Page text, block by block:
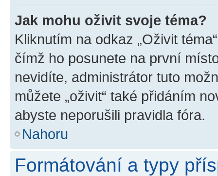
Jak mohu oživit svoje téma?
Kliknutím na odkaz „Oživit
čímž ho posunete na první
nevidíte, administrátor tuto
můžete „oživit“ také přidáním
abyste neporušili pravidla fóra.
Nahoru
Formátování a typy